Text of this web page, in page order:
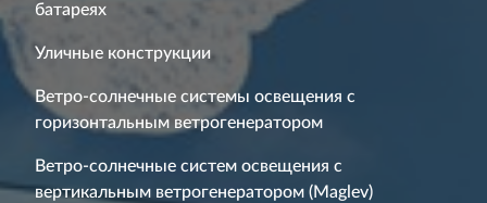
батареях
Уличные конструкции
Ветро-солнечные системы освещения с
горизонтальным ветрогенератором
Ветро-солнечные систем освещения с
вертикальным ветрогенератором (Maglev)